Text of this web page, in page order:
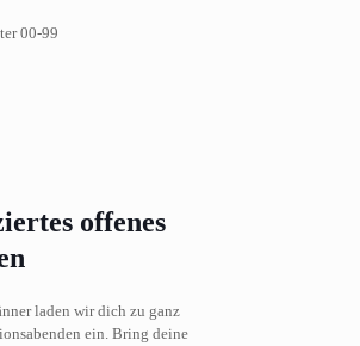
00-99
offenes
laden wir dich zu ganz
ein. Bring deine